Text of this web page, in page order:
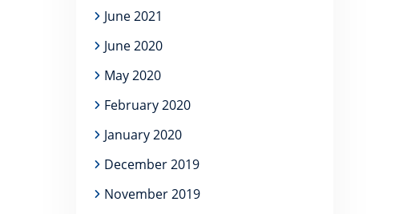
June 2021
June 2020
May 2020
February 2020
January 2020
December 2019
November 2019